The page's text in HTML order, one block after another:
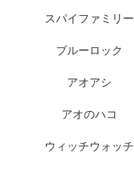
スパイファミリー
ブルーロック
アオアシ
アオのハコ
ウィッチウォッチ